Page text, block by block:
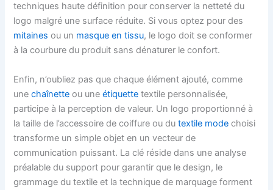
techniques haute définition pour conserver la netteté du
logo malgré une surface réduite. Si vous optez pour des
mitaines ou un masque en tissu, le logo doit se conformer
à la courbure du produit sans dénaturer le confort.
Enfin, n’oubliez pas que chaque élément ajouté, comme
unechaînette ou uneétiquette textile personnalisée,
participe à la perception de valeur. Un logo proportionné à
la taille de l’accessoire de coiffure ou dutextile mode choisi
transforme un simple objet en un vecteur de
communication puissant. La clé réside dans une analyse
préalable du support pour garantir que le design, le
grammage du textile et la technique de marquage forment